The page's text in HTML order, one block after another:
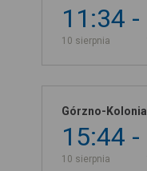
11:34
10 sierpnia
Górzno-
15:44
10 sierpnia